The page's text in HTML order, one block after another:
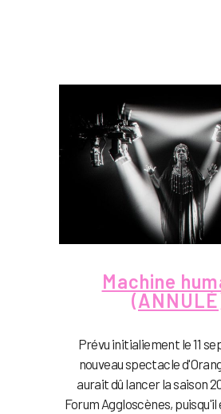
Machine
Prévu initialiement le 11
nouveau spectacle
aurait dû lancer la saison
Forum Aggloscènes,